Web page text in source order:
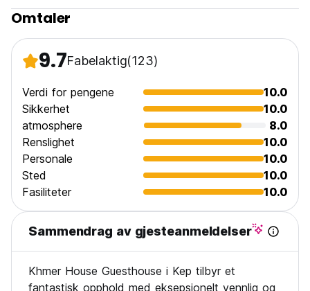
Omtaler
9.7Fabelaktig(123)
Verdi for pengene
10.0
Sikkerhet
10.0
atmosphere
8.0
Renslighet
10.0
Personale
10.0
Sted
10.0
Fasiliteter
10.0
Sammendrag av gjesteanmeldelser
Khmer House Guesthouse i Kep tilbyr et
fantastisk opphold med eksepsjonelt vennlig og